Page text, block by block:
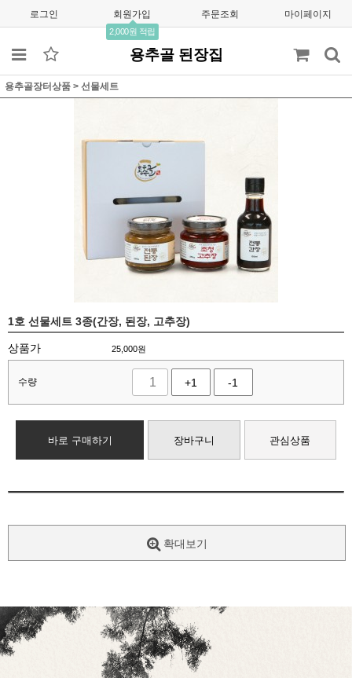
로그인 회원가입
2,000원 적립
주문조회 마이페이지
용추골 된장집
용추골장터상품 > 선물세트
1호 선물세트 3종(간장, 된장, 고추장)
상품가 25,000원
수량 +1 -1
바로 구매하기 장바구니 관심상품
확대보기